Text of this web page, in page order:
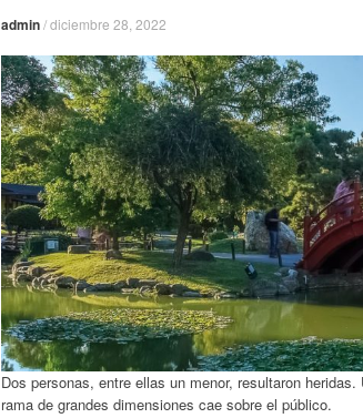
admin/diciembre 28, 2022
Dos personas, entre ellas un menor, resultaron
rama de grandes dimensiones cae sobre el público.